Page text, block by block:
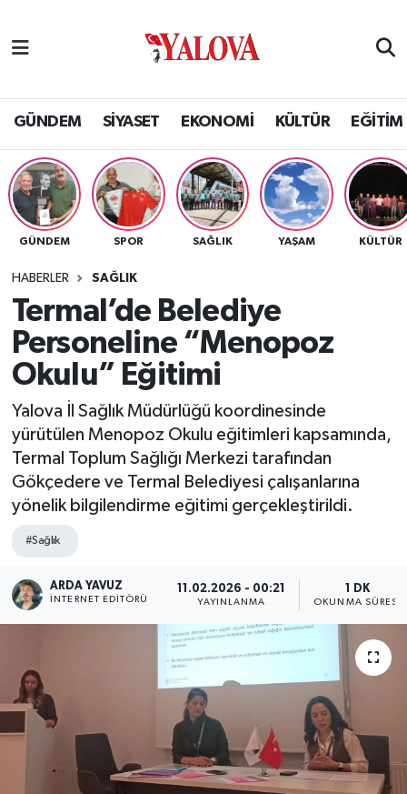
GÜNDEM SİYASET EKONOMİ KÜLTÜR EĞİTİM
GÜNDEM SPOR SAĞLIK YAŞAM KÜLTÜR
HABERLER SAĞLIK
Termal’de Belediye
Personeline “Menopoz
Okulu” Eğitimi
Yalova İl Sağlık Müdürlüğü koordinesinde
yürütülen Menopoz Okulu eğitimleri kapsamında,
Termal Toplum Sağlığı Merkezi tarafından
Gökçedere ve Termal Belediyesi çalışanlarına
yönelik bilgilendirme eğitimi gerçekleştirildi.
#Sağlık
ARDA YAVUZ
İNTERNET EDITÖRÜ
11.02.2026 - 00:21
YAYINLANMA
1 DK
OKUNMA SÜRESI
SİYASET
EKONOMİ
KÜLTÜR
BİLİM VE TEKNOLOJİ
ASAYİŞ
SPOR
ULUSAL
İLÇELERİMİZ
RESMİ İLAN
Yalova Nöbetçi Eczaneler
Yalova Hava Durumu
Yalova Namaz Vakitleri
Yalova Trafik Yoğunluk Haritası
Tüm Manşetler
Son Dakika Haberleri